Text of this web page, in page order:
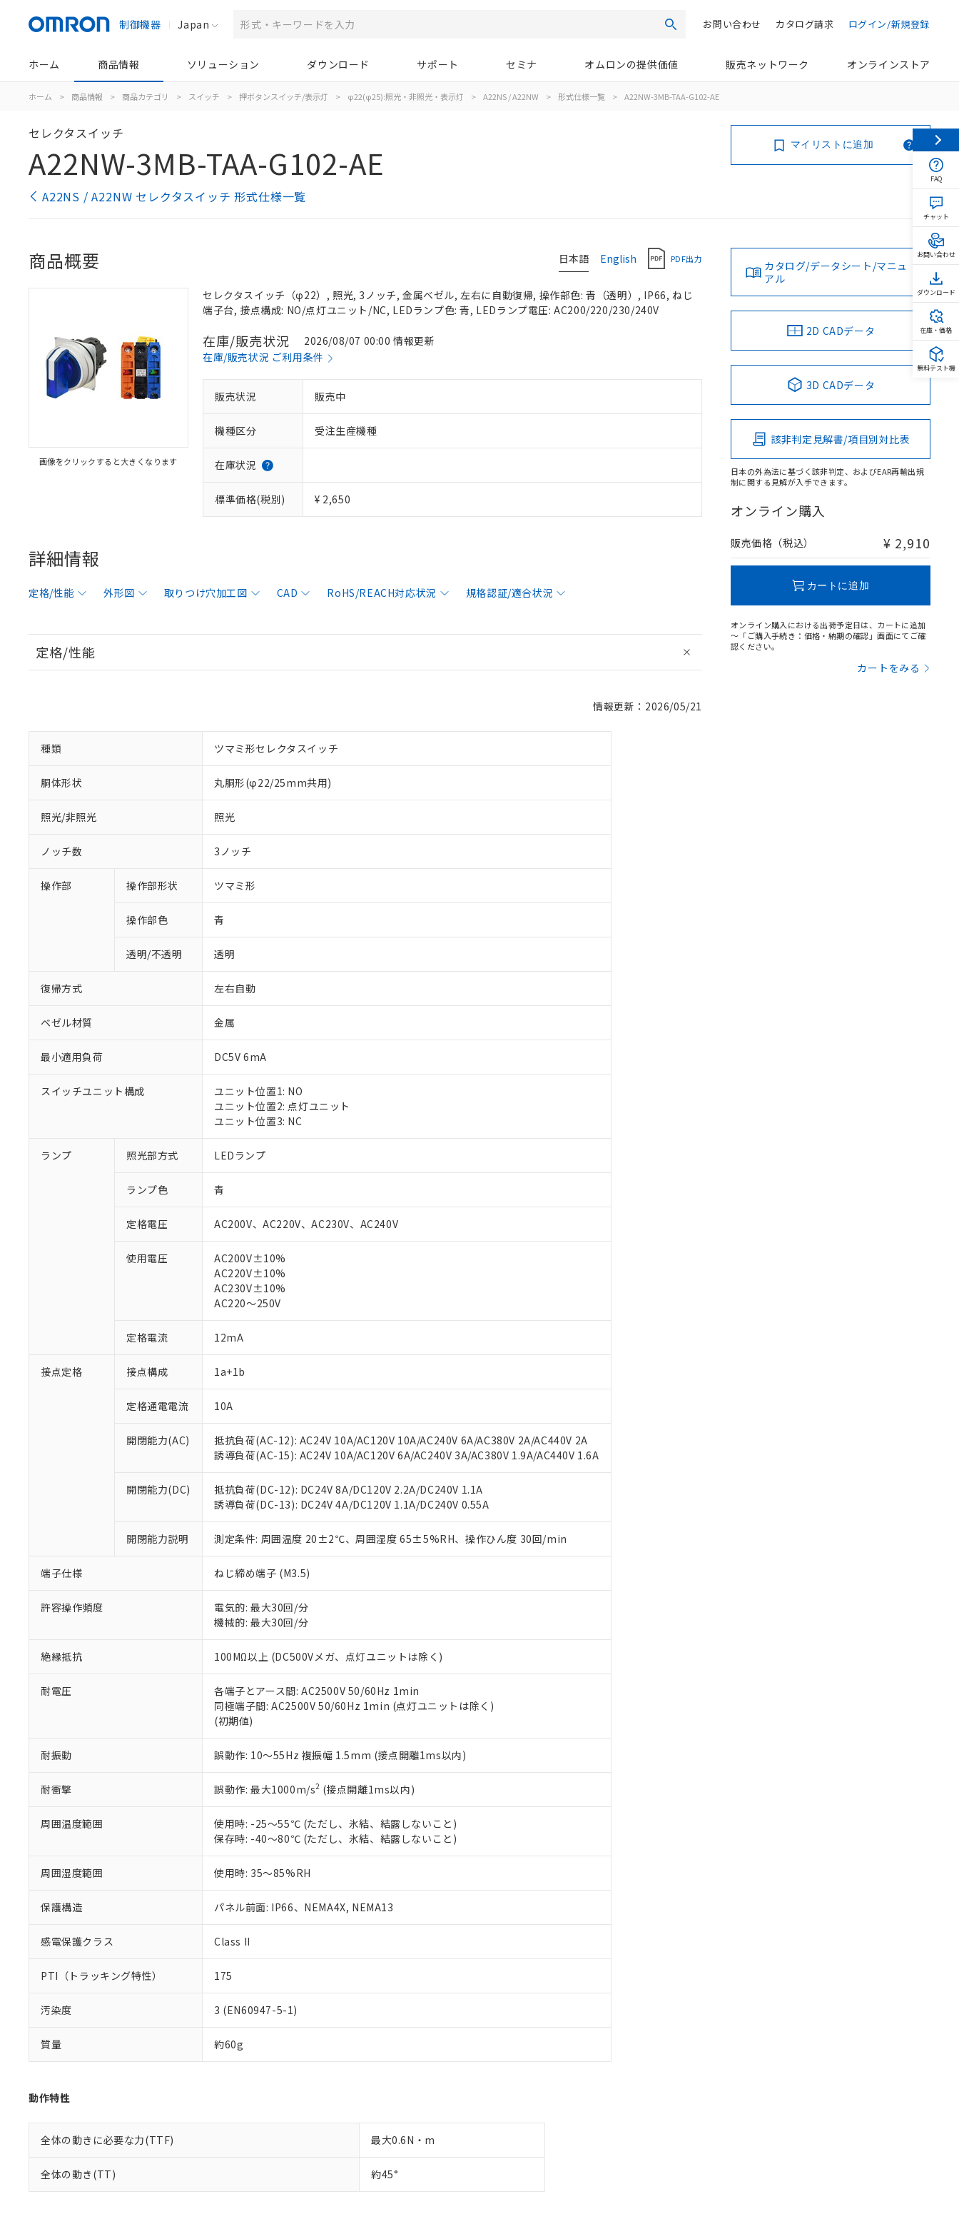
制御機器 Japan 検索 ログイン/新規登録
カタログ請求
お問い合わせ
ホーム 商品情報 ソリューション ダウンロード サポート セミナ オムロンの提供価値 販売ネットワーク オンラインストア
ホーム > 商品情報 > 商品カテゴリ > スイッチ > 押ボタンスイッチ/表示灯 > φ22(φ25):照光・非照光・表示灯 > A22NS / A22NW > 形式仕様一覧 > A22NW-3MB-TAA-G102-AE
セレクタスイッチ
A22NW-3MB-TAA-G102-AE
A22NS / A22NW セレクタスイッチ 形式仕様一覧
マイリストに追加
日本語 English PDF出力
商品概要
画像をクリックすると大きくなります
セレクタスイッチ（φ22）, 照光, 3ノッチ, 金属ベゼル, 左右に自動復帰, 操作部色: 青（透明）, IP66, ねじ
端子台, 接点構成: NO/点灯ユニット/NC, LEDランプ色: 青, LEDランプ電圧: AC200/220/230/240V
在庫/販売状況
2026/08/07 00:00 情報更新
在庫/販売状況 ご利用条件
販売状況 販売中
機種区分 受注生産機種
在庫状況
標準価格(税別) ¥ 2,650
詳細情報
定格/性能 外形図 取りつけ穴加工図 CAD RoHS/REACH対応状況 規格認証/適合状況
定格/性能
情報更新：2026/05/21
種類 ツマミ形セレクタスイッチ
胴体形状 丸胴形(φ22/25mm共用)
照光/非照光 照光
ノッチ数 3ノッチ
操作部 操作部形状 ツマミ形
操作部色 青
透明/不透明 透明
復帰方式 左右自動
ベゼル材質 金属
最小適用負荷 DC5V 6mA
スイッチユニット構成
ユニット位置1: NO
ユニット位置2: 点灯ユニット
ユニット位置3: NC
ランプ 照光部方式 LEDランプ
ランプ色 青
定格電圧 AC200V、AC220V、AC230V、AC240V
使用電圧
AC200V±10%
AC220V±10%
AC230V±10%
AC220～250V
定格電流 12mA
接点定格 接点構成 1a+1b
定格通電電流 10A
開閉能力(AC)
抵抗負荷(AC-12): AC24V 10A/AC120V 10A/AC240V 6A/AC380V 2A/AC440V 2A
誘導負荷(AC-15): AC24V 10A/AC120V 6A/AC240V 3A/AC380V 1.9A/AC440V 1.6A
開閉能力(DC)
抵抗負荷(DC-12): DC24V 8A/DC120V 2.2A/DC240V 1.1A
誘導負荷(DC-13): DC24V 4A/DC120V 1.1A/DC240V 0.55A
開閉能力説明 測定条件: 周囲温度 20±2℃、周囲湿度 65±5%RH、操作ひん度 30回/min
端子仕様 ねじ締め端子 (M3.5)
許容操作頻度
電気的: 最大30回/分
機械的: 最大30回/分
絶縁抵抗 100MΩ以上 (DC500Vメガ、点灯ユニットは除く)
耐電圧
各端子とアース間: AC2500V 50/60Hz 1min
同極端子間: AC2500V 50/60Hz 1min (点灯ユニットは除く)
(初期値)
耐振動 誤動作: 10～55Hz 複振幅 1.5mm (接点開離1ms以内)
耐衝撃 誤動作: 最大1000m/s2 (接点開離1ms以内)
周囲温度範囲
使用時: -25～55℃ (ただし、氷結、結露しないこと)
保存時: -40～80℃ (ただし、氷結、結露しないこと)
周囲湿度範囲 使用時: 35～85%RH
保護構造 パネル前面: IP66、NEMA4X, NEMA13
感電保護クラス Class II
PTI（トラッキング特性） 175
汚染度 3 (EN60947-5-1)
質量 約60g
動作特性
全体の動きに必要な力(TTF) 最大0.6N・m
全体の動き(TT) 約45°
カタログ/データシート/マニュ
アル
2D CADデータ
3D CADデータ
該非判定見解書/項目別対比表
日本の外為法に基づく該非判定、およびEAR再輸出規
制に関する見解が入手できます。
オンライン購入
販売価格（税込） ¥ 2,910
カートに追加
オンライン購入における出荷予定日は、カートに追加
～「ご購入手続き：価格・納期の確認」画面にてご確
認ください。
カートをみる
ご利用条件
くものです。
当社制御機器事業取扱商品の中には、本サービスの対象外となる商品もあることをご了承ください。
在庫状況および標準価格照会結果は、記載している更新日時点での社内データに基づき作成されるも
のであり、閲覧された時点での実際の在庫および標準価格とは異なる場合があることをご了承くださ
い。
正式な納期状況および標準価格はお客様のお取引先、またはお客様担当のオムロン制御機器販売店・
当社販売員にご相談ください。
在庫状況および標準価格結果を当社の事前の承諾なく第三者に漏洩または開示しないようお願いしま
す。
マイパーツ機能（部品リスト作成サービス）をご利用いただくには、I-Webメンバーズにご登録され
ている必要があります。
お客様が当ウェブサイト上で当社にご登録された部品リストについて、当社および当社の共同利用者
が、当社の製品・サービスに関するお客様との取引・商談に必要な範囲で利用することをご了承くだ
※当社の共同利用者とは、
"個人情報の共同利用に関して"
いる法人を指します。
※1 対応状況
対応済み：EU RoHS指令（10物質）の非含有に対応した製品が提供可能な商品です。
対応予定：EU RoHS指令（10物質）の非含有に対応した製品に切り替える予定のある商品です。
対応予定なし：EU RoHS指令（10物質）の非含有に非対応の商品で、対応品を出す予定はありません。
調査・確認中：EU RoHS指令（10物質）の非含有の対応状況を調査中または確認中の商品です。
仕入先様の事情により、非含有部品としていたものが、含有品と判明した場合などやむを得ず変更すること
があります。
*EU RoHS指令（10物質）：
鉛(Pb) 1000ppm以下、 水銀(Hg) 1000ppm以下、 カドミウム(Cd) 100ppm以下、
フタル酸ビス(2-エチルヘキシル) (DEHP)(別名：DOP) 1000ppm以下、フタル酸ブチルベンジル（BBP） 1000ppm以下、フタル酸ジブチ
ル（DBP） 1000ppm以下、フタル酸ジイソブチル (DIBP) 1000ppm以下
但し、RoHS指令で産業用監視および制御機器に対する適用除外項目は除く。
フタル酸エステル類の４物質については閾値を超える意図的な使用がないことを確認しています。
部品在庫の切り替え状況などにより、予定月が前後することがあります。
※3 非含有証明書ダウンロード
下記の非含有証明書をダウンロードすることができます。
EU RoHS指令（10物質）の非含有証明書
※本証明書は発行日時点で非含有を証明するもので、過去に遡って非含有を証明するものではありません。
また、RoHS指令のフタル酸エステル類４物質の対応では、対応完了までの期間は出荷製品に未対応品が
混在することから備考欄に対応日を記載しておりました。
既に当社にて対応品への在庫切替を完了していることから、特段のことがない限り、2022年1月12日よ
り割愛しております。
※1 中国RoHS○×表
「○」：最大均質材料含有率が中国RoHSの基準値以下であることを示します。
「×」：最大均質材料含有率が中国RoHSの基準値を超えていることを示します。
「－」：未確認です。当社販売部門へお問い合わせください。
*中国RoHS10物質の基準値 (GB/T26572)：
Pb(鉛) :1000ppm、 Hg(水銀) : 1000ppm、 Cd(カドミウム) : 100ppm、
Cr(Ⅵ)(六価クロム) : 1000ppm、 PBBs(ポリ臭化ビフェニル類) : 1000ppm、 PBDEs(ポリ臭化ジフェニルエーテル類) : 1000ppm、
DEHP(フタル酸ビス(2-エチルヘキシル)) : 1000ppm
※2 環境保護使用期限
「10」：通常の使用状況下において有害物質が外部に漏えいし、環境に深刻な影響を及ぼさない年数を意
味します。
「－」：未確認です。当社販売部門へお問い合わせください。
う）を輸出または国外への提供する場合は、日本国政府の輸出許可(または役務取引許可)を取得する
などの必要な手続きをとります。
当社は規制貨物を破棄する場合は、完全に破砕するなど、違法に輸出されないよう必要な手段を講じ
ます。
当社は貴社製品を、核兵器、ミサイル、化学兵器、生物兵器またはその他武器並びにこれらの製造装
置等に一切使用いたしません。
また当社は、販売先および販売に係わる関係者が違法に輸出するおそれがある場合は、取り引きをい
たしません。
記
号
説明
○ 一定数以上の在庫あり
機器販売店・当社販売員にご確認ください)
白
受注生産機種、また在庫状況の情報を公開していない機種
FAQ
チャット
お問い合わせ
ダウンロード
在庫・価格
無料テスト機